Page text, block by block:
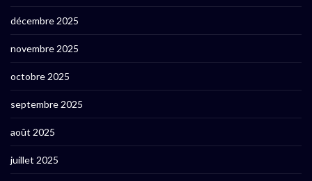
décembre 2025
novembre 2025
octobre 2025
septembre 2025
août 2025
juillet 2025